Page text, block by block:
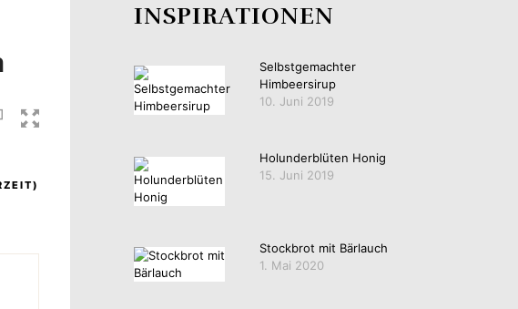
INSPIRATIONEN
Selbstgemachter
Himbeersirup
10. Juni 2019
Holunderblüten Honig
15. Juni 2019
Stockbrot mit Bärlauch
1. Mai 2020